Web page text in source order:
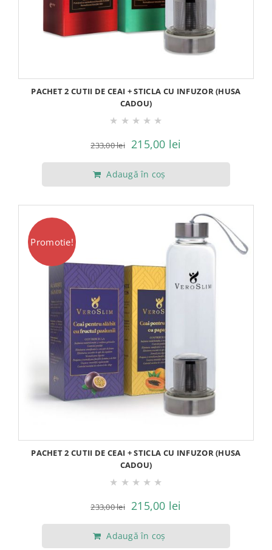
PACHET 2 CUTII DE CEAI + STICLA CU INFUZOR (HUSA
CADOU)
★ ★ ★ ★ ★
233,00lei
Prețul
inițial
a
215,00 lei
curent
Adaugă în coș
Promotie!
PACHET 2 CUTII DE CEAI + STICLA CU INFUZOR (HUSA
CADOU)
★ ★ ★ ★ ★
233,00lei
Prețul
inițial
a
215,00 lei
curent
Adaugă în coș